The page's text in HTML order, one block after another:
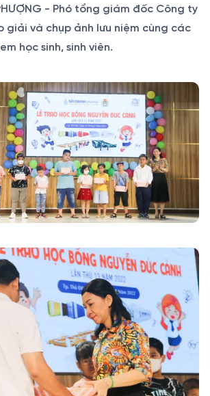
- Phó tổng giám đốc Công ty
giải và chụp ảnh lưu niệm cùng các
em học sinh, sinh viên.